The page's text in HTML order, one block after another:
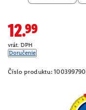
12.99
vrát. DPH
Doručenie
Číslo produktu: 100399790